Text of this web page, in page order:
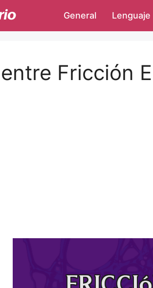
General Lenguaje
Fricción